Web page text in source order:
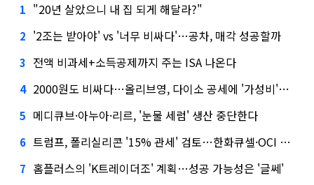
1 "20년 살았으니 내 집 되게 해달라?"
2 '2조는 받아야' vs '너무 비싸다'…공차, 매각 성공할까
3 전액 비과세+소득공제까지 주는 ISA 나온다
4 2000원도 비싸다…올리브영, 다이소 공세에 '가성비'로 맞불
5 메디큐브·아누아·리르, '눈물 세럼' 생산 중단한다
6 트럼프, 폴리실리콘 '15% 관세' 검토…한화큐셀·OCI 영향은?
7 홈플러스의 'K트레이더조' 계획…성공 가능성은 '글쎄'